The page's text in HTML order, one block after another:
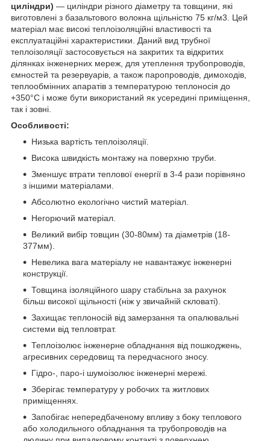
циліндри) ― циліндри різного діаметру та товщини, які
виготовлені з базальтового волокна щільністю 75 кг/м3. Цей
матеріал має високі теплоізоляційні властивості та
експлуатаційні характеристики. Даний вид трубної
теплоізоляції застосовується на закритих та відкритих
ділянках інженерних мереж, для утеплення трубопроводів,
ємностей та резервуарів, а також паропроводів, димоходів,
теплообмінних апаратів з температурою теплоносія до
+350°С і може бути використаний як усередині приміщення,
так і зовні.
Особливості:
Низька вартість теплоізоляції.
Висока швидкість монтажу на поверхню труби.
Зменшує втрати теплової енергії в 3-4 рази порівняно
з іншими матеріалами.
Абсолютно екологічно чистий матеріал.
Негорючий матеріал.
Великий вибір товщин (30-80мм) та діаметрів (18-
377мм).
Невелика вага матеріалу не навантажує інженерні
конструкції.
Товщина ізоляційного шару стабільна за рахунок
більш високої щільності (ніж у звичайній скловаті).
Захищає теплоносій від замерзання та опалювальні
системи від тепловтрат.
Теплоізолює інженерне обладнання від пошкоджень,
агресивних середовищ та передчасного зносу.
Гідро-, паро-і шумоізолює інженерні мережі.
Зберігає температуру у робочих та житлових
приміщеннях.
Запобігає непередбаченому впливу з боку теплового
або холодильного обладнання та трубопроводів на